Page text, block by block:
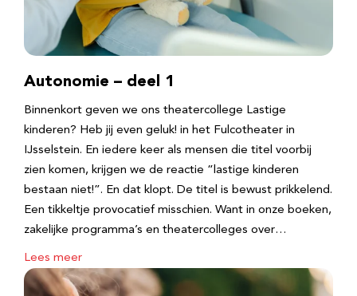
Autonomie – deel 1
Binnenkort geven we ons theatercollege Lastige
kinderen? Heb jij even geluk! in het Fulcotheater in
IJsselstein. En iedere keer als mensen die titel voorbij
zien komen, krijgen we de reactie “lastige kinderen
bestaan niet!”. En dat klopt. De titel is bewust prikkelend.
Een tikkeltje provocatief misschien. Want in onze boeken,
zakelijke programma’s en theatercolleges over…
Lees meer